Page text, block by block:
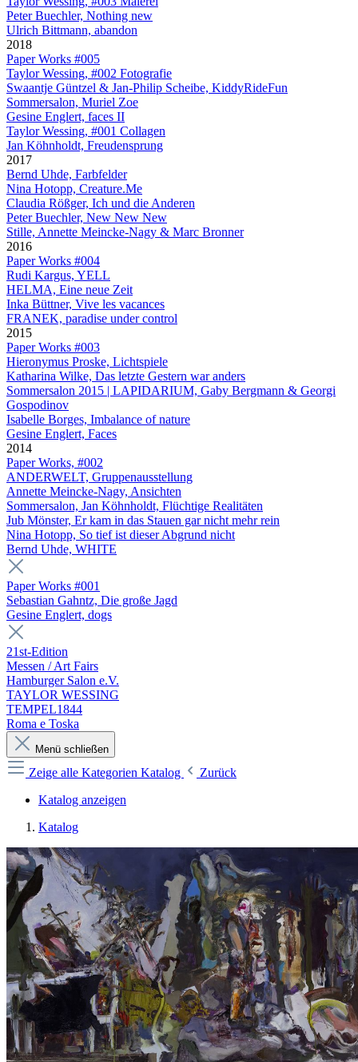
Peter Buechler, Nothing new
Ulrich Bittmann, abandon
2018
Paper Works #005
Taylor Wessing, #002 Fotografie
Swaantje Güntzel & Jan-Philip Scheibe, KiddyRideFun
Sommersalon, Muriel Zoe
Gesine Englert, faces II
Taylor Wessing, #001 Collagen
Jan Köhnholdt, Freudensprung
2017
Bernd Uhde, Farbfelder
Nina Hotopp, Creature.Me
Claudia Rößger, Ich und die Anderen
Peter Buechler, New New New
Stille, Annette Meincke-Nagy & Marc Bronner
2016
Paper Works #004
Rudi Kargus, YELL
HELMA, Eine neue Zeit
Inka Büttner, Vive les vacances
FRANEK, paradise under control
2015
Paper Works #003
Hieronymus Proske, Lichtspiele
Katharina Wilke, Das letzte Gestern war anders
Sommersalon 2015 | LAPIDARIUM, Gaby Bergmann & Georgi
Gospodinov
Isabelle Borges, Imbalance of nature
Gesine Englert, Faces
2014
Paper Works, #002
ANDERWELT, Gruppenausstellung
Annette Meincke-Nagy, Ansichten
Sommersalon, Jan Köhnholdt, Flüchtige Realitäten
Jub Mönster, Er kam in das Stauen gar nicht mehr rein
Nina Hotopp, So tief ist dieser Abgrund nicht
Bernd Uhde, WHITE
Paper Works #001
Sebastian Gahntz, Die große Jagd
Gesine Englert, dogs
21st-Edition
Messen / Art Fairs
Hamburger Salon e.V.
TAYLOR WESSING
TEMPEL1844
Roma e Toska
Menü schließen
Zeige alle Kategorien Katalog
Zurück
Katalog anzeigen
Katalog